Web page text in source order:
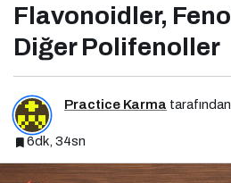
Flavonoidler,
Diğer Polifenoller
Practice Karma tarafından
6dk, 34sn